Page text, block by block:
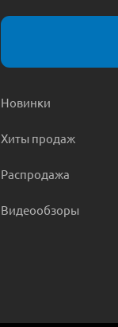
Новинки
Хиты продаж
Распродажа
Видеообзоры